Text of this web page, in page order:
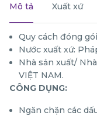
Mô tả Xuất xứ
Quy cách đóng
Nước xuất xứ:
Nhà sản xuất/
VIỆT NAM.
CÔNG DỤNG:
Ngăn chặn các